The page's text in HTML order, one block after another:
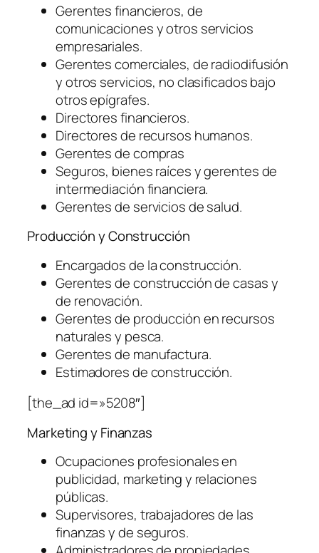
Gerentes financieros, de
comunicaciones y otros servicios
empresariales.
Gerentes comerciales, de radiodifusión
y otros servicios, no clasificados bajo
otros epígrafes.
Directores financieros.
Directores de recursos humanos.
Gerentes de compras
Seguros, bienes raíces y gerentes de
intermediación financiera.
Gerentes de servicios de salud.
Producción y Construcción
Encargados de la construcción.
Gerentes de construcción de casas y
de renovación.
Gerentes de producción en recursos
naturales y pesca.
Gerentes de manufactura.
Estimadores de construcción.
[the_ad id=»5208″]
Marketing y Finanzas
Ocupaciones profesionales en
publicidad, marketing y relaciones
públicas.
Supervisores, trabajadores de las
finanzas y de seguros.